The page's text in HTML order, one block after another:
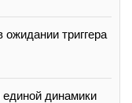
триггера
динамики